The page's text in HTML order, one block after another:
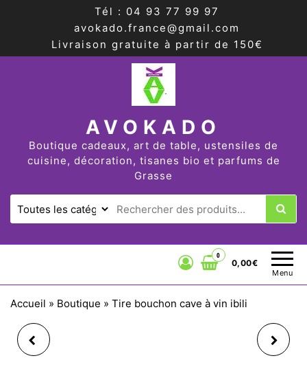
Tél : 04 93 77 99 97
avokado.france@gmail.com
Livraison gratuite à partir de 150€
AVOKADO
Boutique cadeaux, art de table, ustensiles de
cuisine, décoration, tisanes bio et parfums de
Grasse
Menu
0
0,00€
Accueil » Boutique » Tire bouchon cave à vin ibili